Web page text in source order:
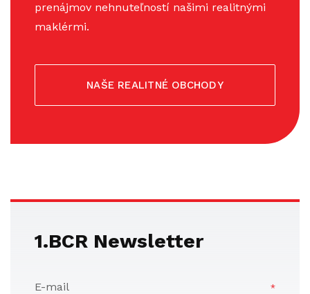
prenájmov nehnuteľností našimi realitnými
maklérmi.
NAŠE REALITNÉ OBCHODY
1.BCR Newsletter
E-mail